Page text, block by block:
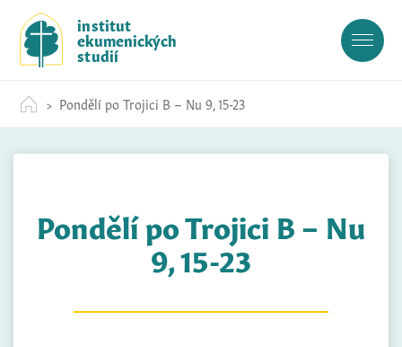
c
institut
ekumenických
studií
Pondělí po Trojici B – Nu 9, 15-23
Pondělí po Trojici B – Nu
9, 15-23